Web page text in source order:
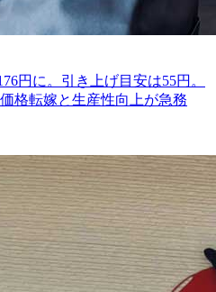
円に。引き上げ目安は55円。
格転嫁と生産性向上が急務